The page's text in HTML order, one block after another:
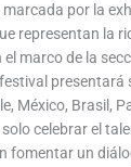
por la
representan la
marco de la
presentará
México, Brasil,
celebrar el
fomentar un